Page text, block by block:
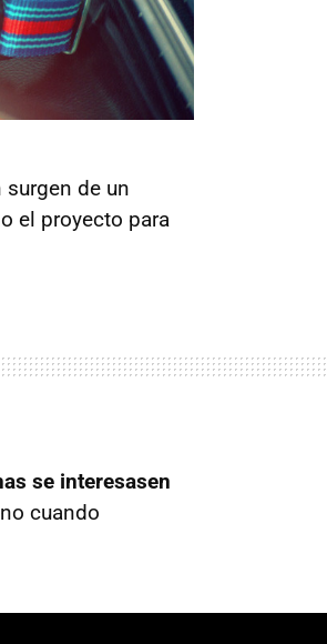
de un
el proyecto para
se interesasen
cuando